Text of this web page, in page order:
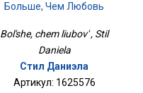
Больше, Чем Любовь
Bol'she, chem liubov' , Stil
Daniela
Стил Даниэла
Артикул: 1625576